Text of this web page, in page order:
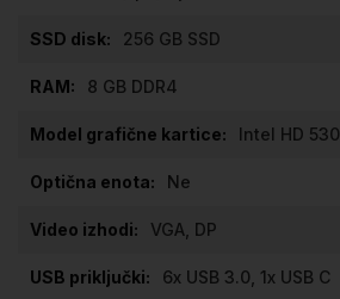
256 GB SSD
8 GB DDR4
Intel HD 530
Ne
VGA, DP
6x USB 3.0, 1x USB C